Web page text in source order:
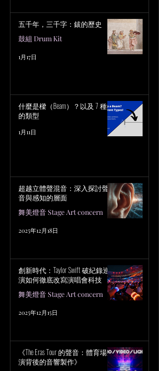
五千年，三千字：鈸的歷史
鼓組 Drum Kit
1月17日
什麼是樑（Beam）？以及 7 種樑
的類型
1月11日
超越立體聲混音：深入探討聲
音與感知的層面
舞美燈音 Stage Art concern
2025年12月18日
創新時代：Taylor Swift 破紀錄巡
演如何徹底改寫演唱會科技
舞美燈音 Stage Art concern
2025年12月15日
《The Eras Tour 的聲音：體育場巡
演背後的音響製作》